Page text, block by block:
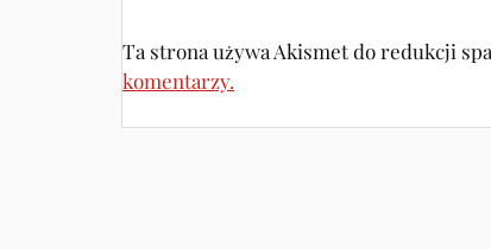
Ta strona używa Akismet do redukcji
komentarzy.